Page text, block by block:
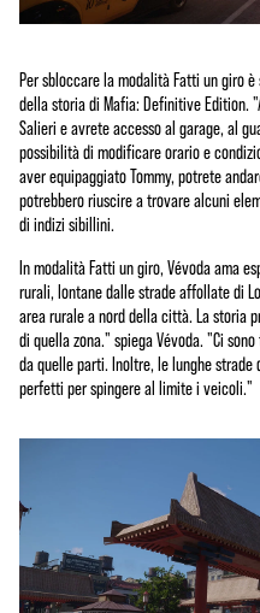
Per sbloccare la modalità Fatti un giro
della storia di Mafia: Definitive Edition.
Salieri e avrete accesso al garage, al
possibilità di modificare orario e
aver equipaggiato Tommy, potrete
potrebbero riuscire a trovare alcuni
di indizi sibillini.
In modalità Fatti un giro, Vévoda ama
rurali, lontane dalle strade affollate di
area rurale a nord della città. La storia
di quella zona." spiega Vévoda. "Ci
da quelle parti. Inoltre, le lunghe
perfetti per spingere al limite i veicoli."